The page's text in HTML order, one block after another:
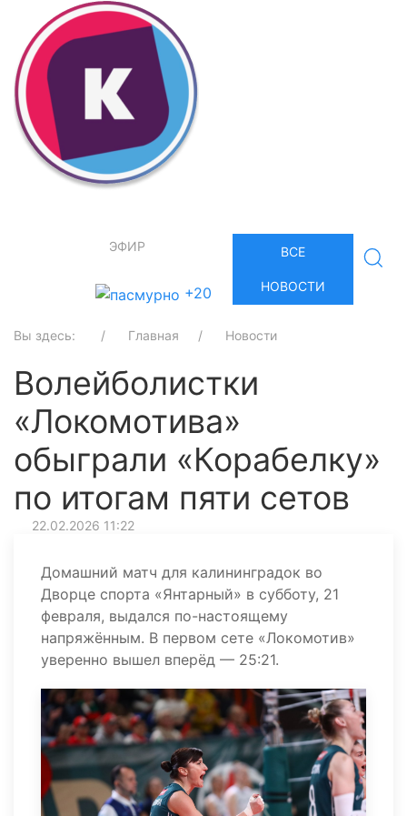
ЭФИР
+20
ВСЕ
НОВОСТИ
Вы здесь: Главная Новости
Волейболистки
«Локомотива»
обыграли «Корабелку»
по итогам пяти сетов
22.02.2026 11:22
Домашний матч для калининградок во
Дворце спорта «Янтарный» в субботу, 21
февраля, выдался по-настоящему
напряжённым. В первом сете «Локомотив»
уверенно вышел вперёд — 25:21.